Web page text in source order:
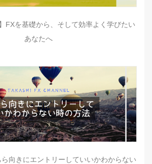
FXを基礎から、そして効率よく学びたい
あなたへ
ら向きにエントリーしていいかわからない